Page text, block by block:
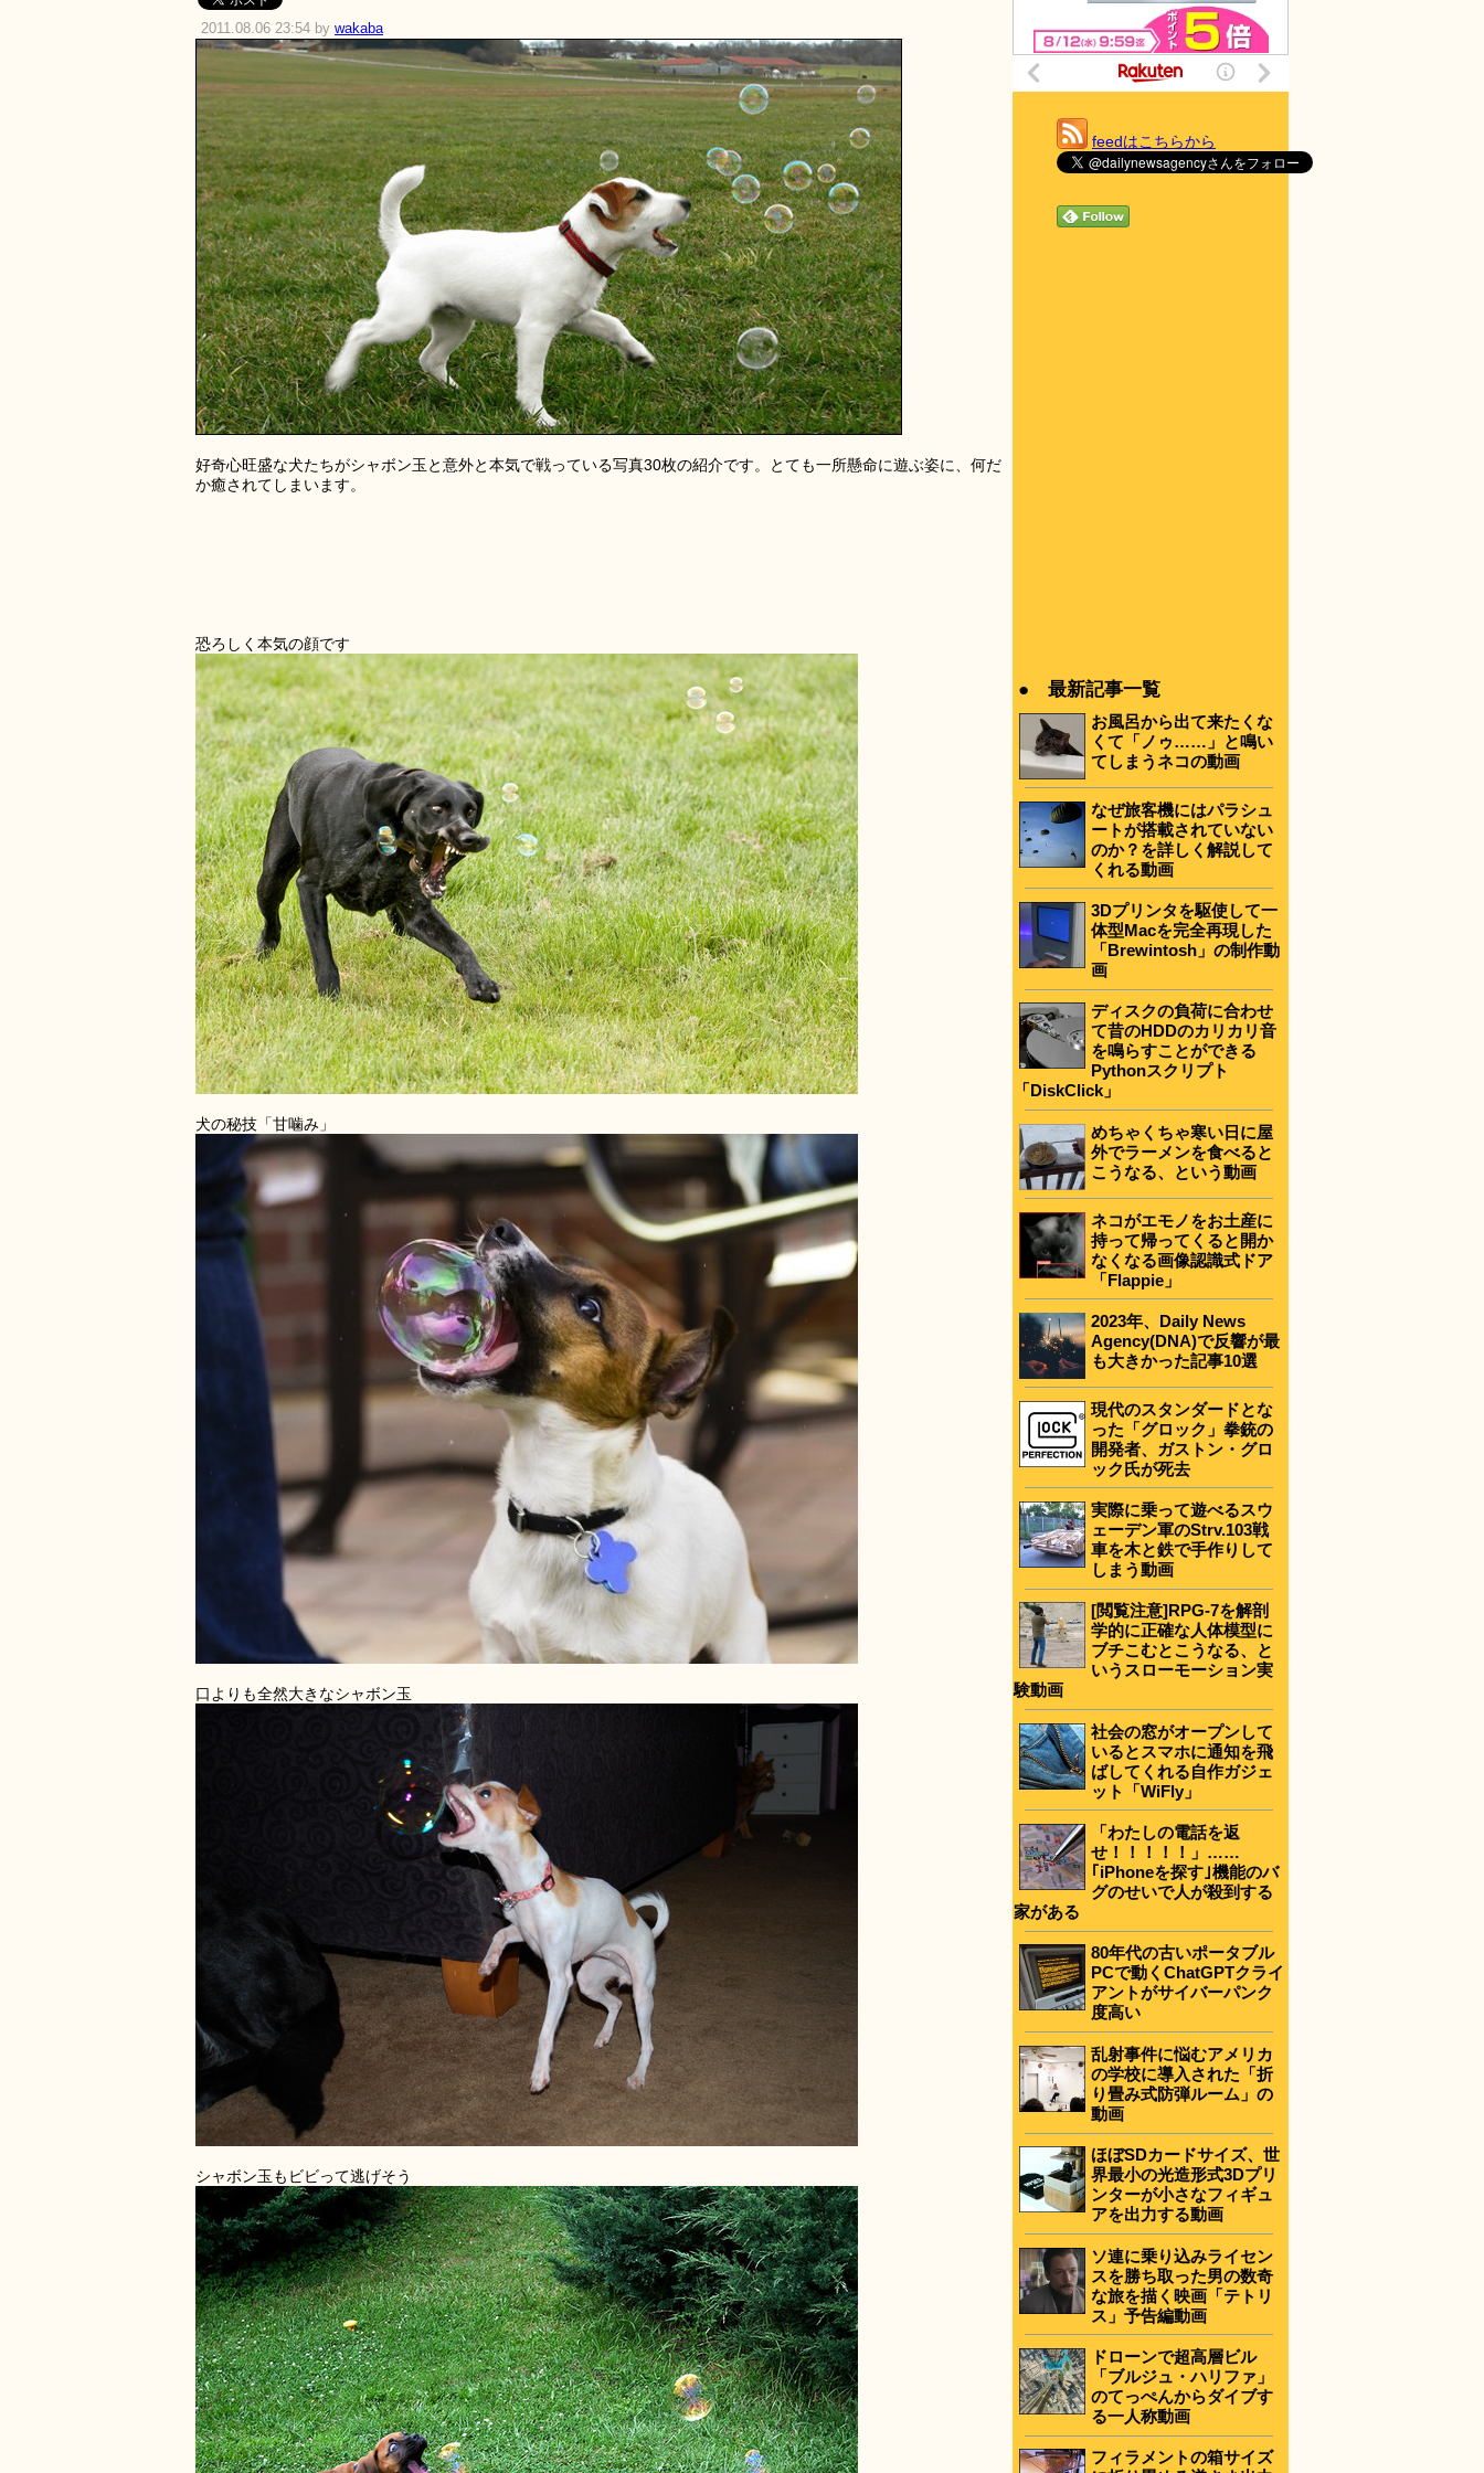
2011.08.06 23:54 by wakaba
好奇心旺盛な犬たちがシャボン玉と意外と本気で戦っている写真30枚の紹介です。とても一所懸命に遊ぶ姿に、何だ
か癒されてしまいます。
恐ろしく本気の顔です
犬の秘技「甘噛み」
口よりも全然大きなシャボン玉
シャボン玉もビビって逃げそう
feedはこちらから
● 最新記事一覧
お風呂から出て来たくな
くて「ノゥ……」と鳴い
てしまうネコの動画
なぜ旅客機にはパラシュ
ートが搭載されていない
のか？を詳しく解説して
くれる動画
3Dプリンタを駆使して一
体型Macを完全再現した
「Brewintosh」の制作動
画
ディスクの負荷に合わせ
て昔のHDDのカリカリ音
を鳴らすことができる
Pythonスクリプト
「DiskClick」
めちゃくちゃ寒い日に屋
外でラーメンを食べると
こうなる、という動画
ネコがエモノをお土産に
持って帰ってくると開か
なくなる画像認識式ドア
「Flappie」
2023年、Daily News
Agency(DNA)で反響が最
も大きかった記事10選
現代のスタンダードとな
った「グロック」拳銃の
開発者、ガストン・グロ
ック氏が死去
実際に乗って遊べるスウ
ェーデン軍のStrv.103戦
車を木と鉄で手作りして
しまう動画
[閲覧注意]RPG-7を解剖
学的に正確な人体模型に
ブチこむとこうなる、と
いうスローモーション実
験動画
社会の窓がオープンして
いるとスマホに通知を飛
ばしてくれる自作ガジェ
ット「WiFly」
「わたしの電話を返
せ！！！！！」……
｢iPhoneを探す｣機能のバ
グのせいで人が殺到する
家がある
80年代の古いポータブル
PCで動くChatGPTクライ
アントがサイバーパンク
度高い
乱射事件に悩むアメリカ
の学校に導入された「折
り畳み式防弾ルーム」の
動画
ほぼSDカードサイズ、世
界最小の光造形式3Dプリ
ンターが小さなフィギュ
アを出力する動画
ソ連に乗り込みライセン
スを勝ち取った男の数奇
な旅を描く映画「テトリ
ス」予告編動画
ドローンで超高層ビル
「ブルジュ・ハリファ」
のてっぺんからダイブす
る一人称動画
フィラメントの箱サイズ